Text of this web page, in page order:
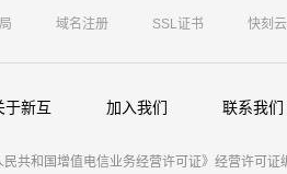
域名注册 SSL证书 快刻云
于新互 加入我们 联系我们
民共和国增值电信业务经营许可证》经营许可